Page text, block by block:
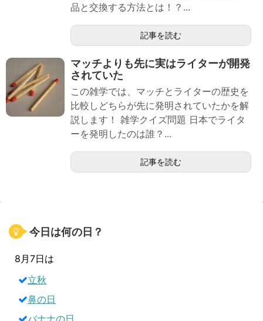
品と交換する方法とは！？...
記事を読む
マッチよりも先に実はライターが開発
されていた
この雑学では、マッチとライターの歴史を
比較しどちらが先に発明されていたかを解
説します！ 雑学クイズ問題 日本でライタ
ーを発明したのは誰？...
記事を読む
今日は何の日？
8月7日は
立秋
鼻の日
バナナの日